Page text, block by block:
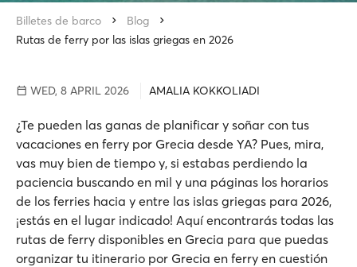
Billetes de barco
Blog
Rutas de ferry por las islas griegas en 2026
WED, 8 APRIL 2026 AMALIA KOKKOLIADI
¿Te pueden las ganas de planificar y soñar con tus
vacaciones en ferry por Grecia desde YA? Pues, mira,
vas muy bien de tiempo y, si estabas perdiendo la
paciencia buscando en mil y una páginas los horarios
de los ferries hacia y entre las islas griegas para 2026,
¡estás en el lugar indicado! Aquí encontrarás todas las
rutas de ferry disponibles en Grecia para que puedas
organizar tu itinerario por Grecia en ferry en cuestión